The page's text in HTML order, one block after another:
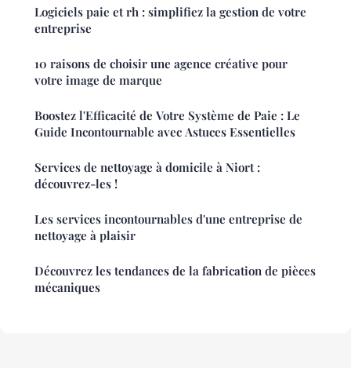
Logiciels paie et rh : simplifiez la gestion de votre
entreprise
10 raisons de choisir une agence créative pour
votre image de marque
Boostez l'Efficacité de Votre Système de Paie : Le
Guide Incontournable avec Astuces Essentielles
Services de nettoyage à domicile à Niort :
découvrez-les !
Les services incontournables d'une entreprise de
nettoyage à plaisir
Découvrez les tendances de la fabrication de pièces
mécaniques